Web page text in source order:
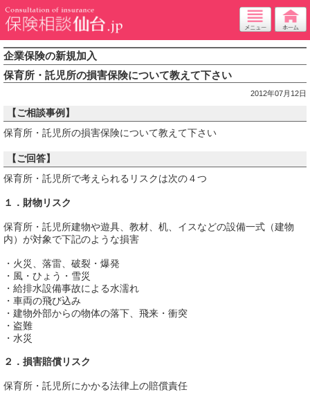
企業保険の新規加入
保育所・託児所の損害保険について教えて下さい
2012年07月12日
【ご相談事例】
保育所・託児所の損害保険について教えて下さい
【ご回答】
保育所・託児所で考えられるリスクは次の４つ
１．財物リスク
保育所・託児所建物や遊具、教材、机、イスなどの設備一式（建物
内）が対象で下記のような損害
・火災、落雷、破裂・爆発
・風・ひょう・雪災
・給排水設備事故による水濡れ
・車両の飛び込み
・建物外部からの物体の落下、飛来・衝突
・盗難
・水災
２．損害賠償リスク
保育所・託児所にかかる法律上の賠償責任